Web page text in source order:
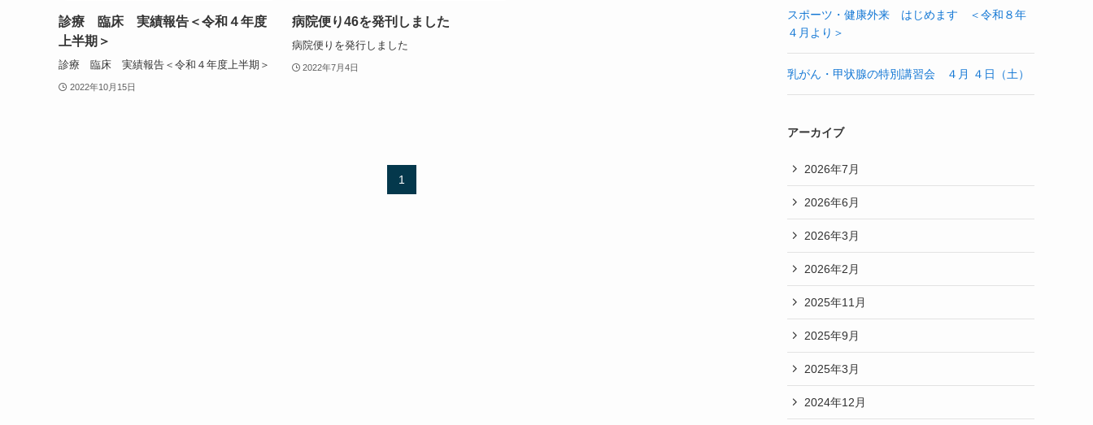
診療 臨床 実績報告＜令和４年度
上半期＞
診療 臨床 実績報告＜令和４年度上半期＞
2022年10月15日
病院便り46を発刊しました
病院便りを発行しました
2022年7月4日
1
スポーツ・健康外来 はじめます ＜令和８年
４月より＞
乳がん・甲状腺の特別講習会 ４月 ４日（土）
アーカイブ
2026年7月
2026年6月
2026年3月
2026年2月
2025年11月
2025年9月
2025年3月
2024年12月